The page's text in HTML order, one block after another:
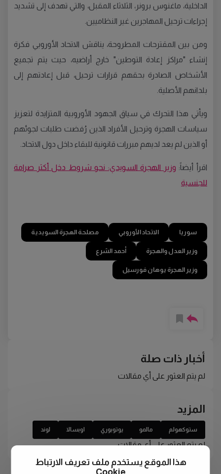
الداخلية، ماغنوس برونر، الثلاثاء المقبل، والتي تهدف إلى تشديد
إجراءات ترحيل المهاجرين غير النظاميين.
ومن بين المقترحات المطروحة، يناقش الاتحاد الأوروبي فكرة
إنشاء "مراكز إعادة التوطين" خارج أراضيه، حيث يتم تجميع
الأشخاص الصادرة بحقهم قرارات ترحيل، قبل إعادتهم إلى
بلدانهم الأصلية.
ويأتي هذا التحرك في سياق الجهود الأوروبية المتزايدة لتعزيز
سياسات الهجرة وترحيل الأفراد الذين رُفضت طلبات لجوئهم
أو الذين لم يعد لديهم مبررات قانونية للبقاء داخل دول الاتحاد.
اقرأ أيضاً: وزير الهجرة السويدي: نحو شروط دخل أكثر صرامة
للجنسية
سوريا الاتحاد الأوروبي مصلحة الهجرة السويدية
وزير العدل والهجرة أحمد الشرع
وزير الهجرة يوهان فورسيل
أخبار ذات صلة
لم يتم العثور على أي مقالات
المزيد
ستوكهولم مالمو يوتوبوري اوبسالا لوند
لم يتم العثور على أي مقالات
هذا الموقع يستخدم ملف تعريف الارتباط
Cookie